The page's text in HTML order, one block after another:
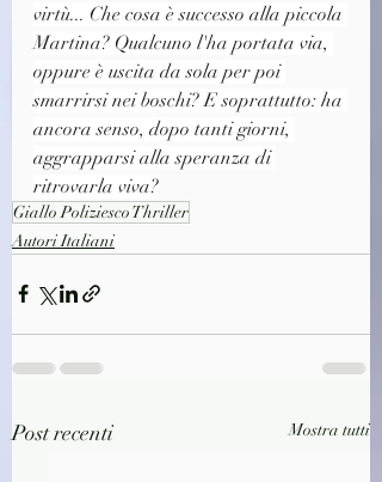
virtù... Che cosa è successo alla piccola
Martina? Qualcuno l'ha portata via,
oppure è uscita da sola per poi
smarrirsi nei boschi? E soprattutto: ha
ancora senso, dopo tanti giorni,
aggrapparsi alla speranza di
ritrovarla viva?
Giallo Poliziesco Thriller
Autori Italiani
Post recenti Mostra tutti